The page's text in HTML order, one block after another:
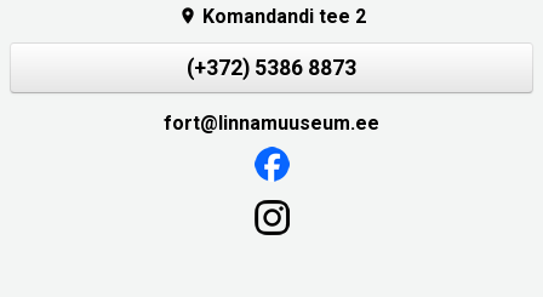
 Komandandi tee 2
(+372) 5386 8873
fort@linnamuuseum.ee